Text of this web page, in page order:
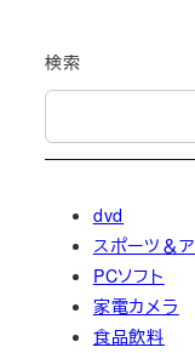
検索
dvd
スポーツ＆
PCソフト
家電カメラ
食品飲料